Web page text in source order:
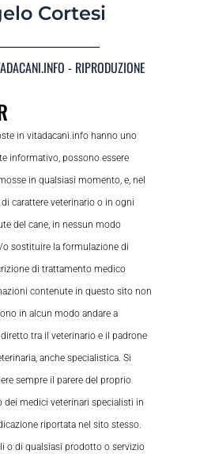
Cortesi
- RIPRODUZIONE
in vitadacani.info hanno uno
informativo, possono essere
in qualsiasi momento, e, nel
carattere veterinario o in ogni
del cane, in nessun modo
sostituire la formulazione di
di trattamento medico
contenute in questo sito non
in alcun modo andare a
tra il veterinario e il padrone
anche specialistica. Si
sempre il parere del proprio
dei medici veterinari specialisti in
riportata nel sito stesso.
o di qualsiasi prodotto o servizio